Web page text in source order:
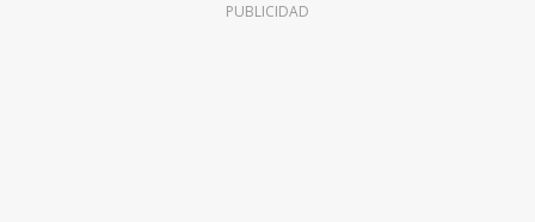
PUBLICIDAD